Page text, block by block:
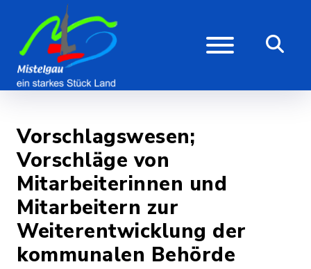
Vorschlagswesen;
Vorschläge von
Mitarbeiterinnen und
Mitarbeitern zur
Weiterentwicklung der
kommunalen Behörde